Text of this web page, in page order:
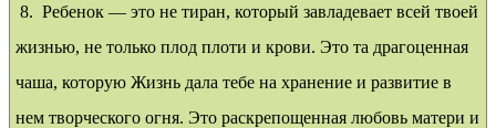
8. Ребенок — это не тиран, который завладевает всей твоей
жизнью, не только плод плоти и крови. Это та драгоценная
чаша, которую Жизнь дала тебе на хранение и развитие в
нем творческого огня. Это раскрепощенная любовь матери и